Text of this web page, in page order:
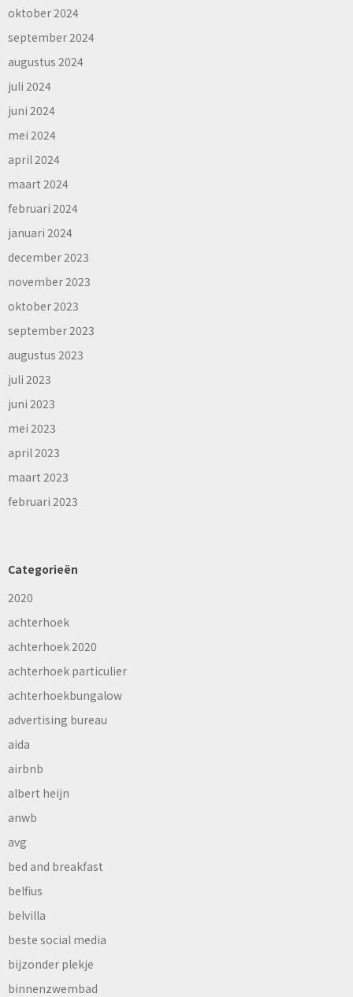
oktober 2024
september 2024
augustus 2024
juli 2024
juni 2024
mei 2024
april 2024
maart 2024
februari 2024
januari 2024
december 2023
november 2023
oktober 2023
september 2023
augustus 2023
juli 2023
juni 2023
mei 2023
april 2023
maart 2023
februari 2023
Categorieën
2020
achterhoek
achterhoek 2020
achterhoek particulier
achterhoekbungalow
advertising bureau
aida
airbnb
albert heijn
anwb
avg
bed and breakfast
belfius
belvilla
beste social media
bijzonder plekje
binnenzwembad